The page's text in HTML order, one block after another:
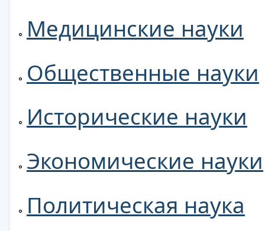
Медицинские науки
Общественные науки
Исторические науки
Экономические науки
Политическая наука